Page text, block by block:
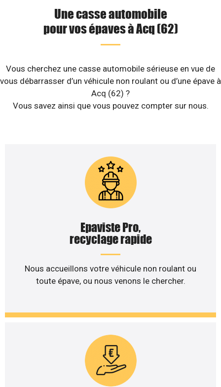
Une casse automobile
pour vos épaves à Acq (62)
Vous cherchez une casse automobile sérieuse en vue de
vous débarrasser d’un véhicule non roulant ou d’une épave à
Acq (62) ?
Vous savez ainsi que vous pouvez compter sur nous.
Epaviste Pro,
recyclage rapide
Nous accueillons votre véhicule non roulant ou
toute épave, ou nous venons le chercher.